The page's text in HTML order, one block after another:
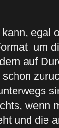
egal
um
auf
wenn
und die